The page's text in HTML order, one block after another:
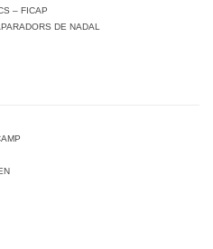
– FICAP
DE NADAL